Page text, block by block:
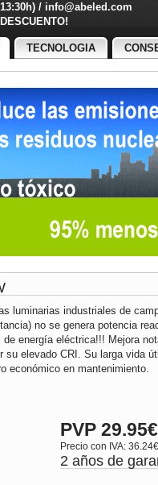
/ info@abeled.com
TU DESCUENTO!
TECNOLOGIA
luminarias industriales de
no se genera potencia
de energía eléctrica!!! Mejora
su elevado CRI. Su larga vida
económico en mantenimiento.
PVP 29.95€
Precio con IVA: 36.24€
2 años de